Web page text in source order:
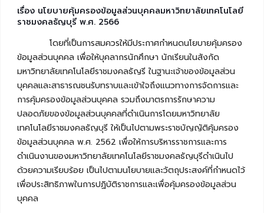
เรื่อง นโยบายคุ้มครองข้อมูลส่วนบุคคลมหาวิทยาลัยเทคโนโลยี
ราชมงคลธัญบุรี พ.ศ. 2566
โดยที่เป็นการสมควรให้มีประกาศกำหนดนโยบายคุ้มครอง
ข้อมูลส่วนบุคคล เพื่อให้บุคลากรนักศึกษา นักเรียนในสังกัด
มหาวิทยาลัยเทคโนโลยีราชมงคลธัญรี ในฐานะเจ้าของข้อมูลส่วน
บุคคลและสาธารณชนรับทราบและเข้าใจถึงแนวทางการจัดการและ
การคุ้มครองข้อมูลส่วนบุคคล รวมถึงมาตรการรักษาความ
ปลอดภัยของข้อมูลส่วนบุคคลที่ดำเนินการโดยมหาวิทยาลัย
เทคโนโลยีราชมงคลธัญบุรี ให้เป็นไปตามพระราชบัญญัติคุ้มครอง
ข้อมูลส่วนบุคคล พ.ศ. 2562 เพื่อให้การบริหารราชการและการ
ดำเนินงานของมหาวิทยาลัยเทคโนโลยีราชมงคลธัญบุรีดำเนินไป
ด้วยความเรียบร้อย เป็นไปตามนโยบายและวัตถุประสงค์ที่กำหนดไว้
เพื่อประสิทธิภาพในการปฏิบัติราชการและเพื่อคุ้มครองข้อมูลส่วน
บุคคล